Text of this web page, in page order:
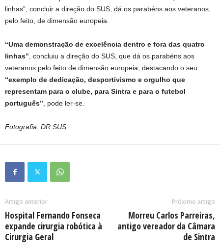
linhas”, concluir a direção do SUS, dá os parabéns aos veteranos,
pelo feito, de dimensão europeia.
“Uma demonstração de excelência dentro e fora das quatro
linhas” , concluiu a direção do SUS, que dá os parabéns aos
veteranos pelo feito de dimensão europeia, destacando o seu
“exemplo de dedicação, desportivismo e orgulho que
representam para o clube, para Sintra e para o futebol
português” , pode ler-se.
Fotografia: DR SUS
Artigo anterior
Hospital Fernando Fonseca
expande cirurgia robótica à
Cirurgia Geral
Próximo artigo
Morreu Carlos Parreiras,
antigo vereador da Câmara
de Sintra